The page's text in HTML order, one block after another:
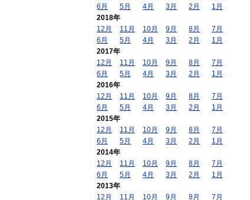
6月
5月 4月 3月 2月
1月
2018年
12月
11月 10月 9月 8月
7月
6月
5月 4月 3月 2月
1月
2017年
12月
11月 10月 9月 8月
7月
6月
5月 4月 3月 2月
1月
2016年
12月
11月 10月 9月 8月
7月
6月
5月 4月 3月 2月
1月
2015年
12月
11月 10月 9月 8月
7月
6月
5月 4月 3月 2月
1月
2014年
12月
11月 10月 9月 8月
7月
6月
5月 4月 3月 2月
1月
2013年
12月
11月 10月 9月 8月 7月